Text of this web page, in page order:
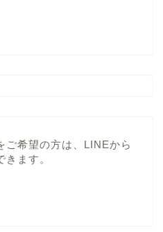
ご希望の方は、LINEから
ます。